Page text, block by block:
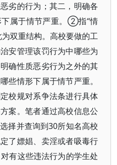
劣的行为；其二，明确各
下属于情节严重。②指“情
双重结构。高校要做的工
安管理该罚行为中哪些为
确性质恶劣行为之外的其
些情形下属于情节严重。
校规对系争法条进行具体
案。笔者通过高校信息公
择并查询到30所知名高校
了嫖娼、卖淫或者吸毒行
有这些违法行为的学生处